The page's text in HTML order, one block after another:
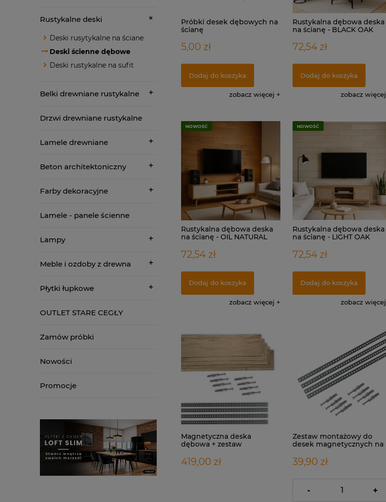
Rustykalne deski
Deski rusytykalne na ściane
Deski ścienne dębowe
Deski rustykalne na sufit
Belki drewniane rustykalne
Drzwi drewniane rustykalne
Lamele drewniane
Beton architektoniczny
Farby dekoracyjne
Lamele - panele ścienne
Lampy
Meble i ozdoby z drewna
Płytki łupkowe
OUTLET STARE CEGŁY
Zamów próbki
Nowości
Promocje
Próbki desek dębowych na
ścianę
5,00 zł
Dodaj do koszyka
zobacz więcej
Rustykalna dębowa deska
na ścianę - BLACK OAK
72,54 zł
Dodaj do koszyka
zobacz więcej
Rustykalna dębowa deska
na ścianę - OIL NATURAL
72,54 zł
Dodaj do koszyka
zobacz więcej
NOWOŚĆ
Rustykalna dębowa deska
na ścianę - LIGHT OAK
72,54 zł
Dodaj do koszyka
zobacz więcej
NOWOŚĆ
Magnetyczna deska
dębowa + zestaw
419,00 zł
Zestaw montażowy do
desek magnetycznych na
39,90 zł
- +